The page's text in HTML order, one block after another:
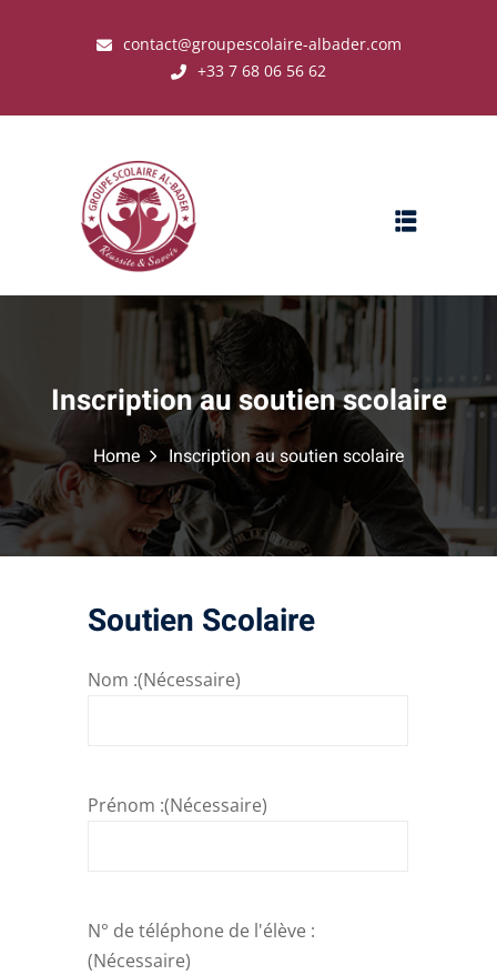
contact@groupescolaire-albader.com
+33 7 68 06 56 62
Inscription au soutien scolaire
Home Inscription au soutien scolaire
Soutien Scolaire
Nom :(Nécessaire)
Prénom :(Nécessaire)
N° de téléphone de l'élève :
(Nécessaire)